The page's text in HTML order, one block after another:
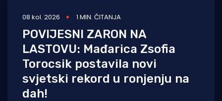
08 kol. 2026 1 MIN. ČITANJA
POVIJESNI ZARON NA
LASTOVU: Mađarica Zsofia
Torocsik postavila novi
svjetski rekord u ronjenju na
dah!